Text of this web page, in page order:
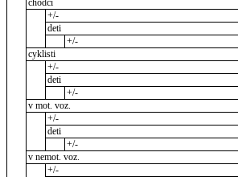
chodci
+/-
deti
+/-
cyklisti
+/-
deti
+/-
v mot. voz.
+/-
deti
+/-
v nemot. voz.
+/-